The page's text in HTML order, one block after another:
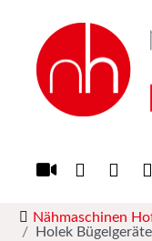
Nähmaschinen
Holek Bügelgeräte
Stickmaschinen
Overlocks
Quiltmaschinen